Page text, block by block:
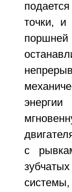
точки, и
с